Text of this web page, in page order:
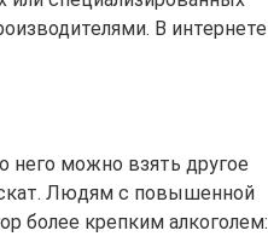
В интернете
него можно взять другое
Людям с повышенной
более крепким алкоголем: